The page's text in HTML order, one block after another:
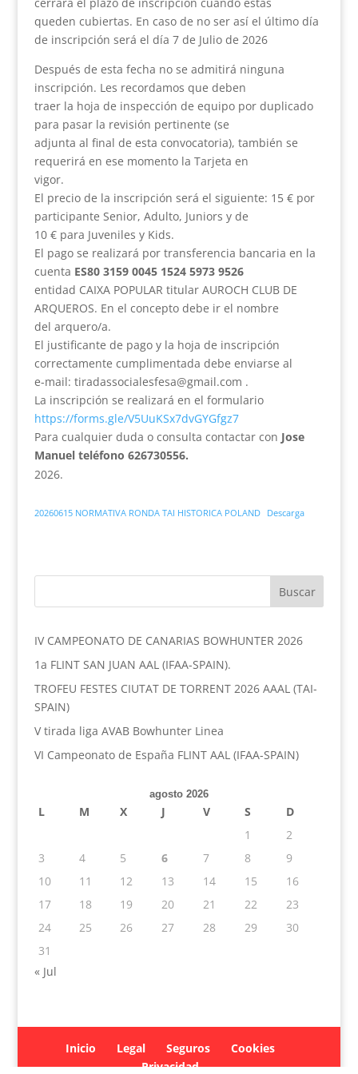
queden cubiertas. En caso de no ser así el último día
de inscripción será el día 7 de Julio de 2026
Después de esta fecha no se admitirá ninguna
inscripción. Les recordamos que deben
traer la hoja de inspección de equipo por duplicado
para pasar la revisión pertinente (se
adjunta al final de esta convocatoria), también se
requerirá en ese momento la Tarjeta en
vigor.
El precio de la inscripción será el siguiente: 15 € por
participante Senior, Adulto, Juniors y de
10 € para Juveniles y Kids.
El pago se realizará por transferencia bancaria en la
cuenta ES80 3159 0045 1524 5973 9526
entidad CAIXA POPULAR titular AUROCH CLUB DE
ARQUEROS. En el concepto debe ir el nombre
del arquero/a.
El justificante de pago y la hoja de inscripción
correctamente cumplimentada debe enviarse al
e-mail: tiradassocialesfesa@gmail.com .
La inscripción se realizará en el formulario
https://forms.gle/V5UuKSx7dvGYGfgz7
Para cualquier duda o consulta contactar con Jose
Manuel teléfono 626730556.
20260615 NORMATIVA RONDA TAI HISTORICA POLAND Descarga
IV CAMPEONATO DE CANARIAS BOWHUNTER 2026
1a FLINT SAN JUAN AAL (IFAA-SPAIN).
TROFEU FESTES CIUTAT DE TORRENT 2026 AAAL (TAI-
SPAIN)
V tirada liga AVAB Bowhunter Linea
VI Campeonato de España FLINT AAL (IFAA-SPAIN)
agosto 2026
L M X J V S
D
1
2
3
4 5 6 7 8
9
10
11 12 13 14 15
16
17
18 19 20 21 22
23
24
25 26 27 28 29
30
31
« Jul
Inicio Legal Seguros
Cookies
Privacidad